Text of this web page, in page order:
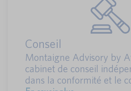
Conseil
Montaigne Advisory by
cabinet de conseil
dans la conformité et le